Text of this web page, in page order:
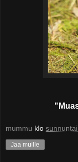
mummu klo
Jaa muille